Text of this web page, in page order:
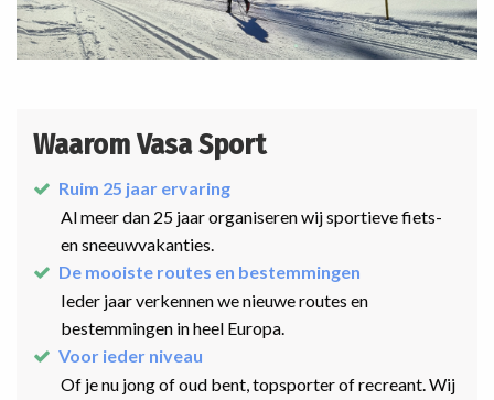
Waarom Vasa Sport
Ruim 25 jaar ervaring
Al meer dan 25 jaar organiseren wij sportieve fiets-
en sneeuwvakanties.
De mooiste routes en bestemmingen
Ieder jaar verkennen we nieuwe routes en
bestemmingen in heel Europa.
Voor ieder niveau
Of je nu jong of oud bent, topsporter of recreant. Wij